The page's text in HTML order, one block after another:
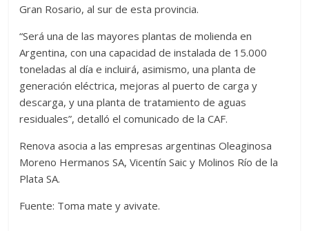
Gran Rosario, al sur de esta provincia.
“Será una de las mayores plantas de molienda en
Argentina, con una capacidad de instalada de 15.000
toneladas al día e incluirá, asimismo, una planta de
generación eléctrica, mejoras al puerto de carga y
descarga, y una planta de tratamiento de aguas
residuales”, detalló el comunicado de la CAF.
Renova asocia a las empresas argentinas Oleaginosa
Moreno Hermanos SA, Vicentín Saic y Molinos Río de la
Plata SA.
Fuente: Toma mate y avivate.